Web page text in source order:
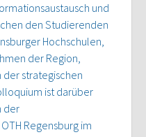
und
den Studierenden
Hochschulen,
der Region,
strategischen
ist darüber
der
Regensburg im